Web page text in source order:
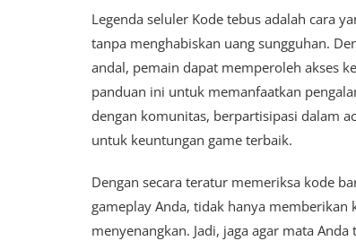
Legenda seluler Kode tebus adalah cara
tanpa menghabiskan uang sungguhan.
andal, pemain dapat memperoleh akses
panduan ini untuk memanfaatkan
dengan komunitas, berpartisipasi dalam
untuk keuntungan game terbaik.
Dengan secara teratur memeriksa kode
gameplay Anda, tidak hanya
menyenangkan. Jadi, jaga agar mata